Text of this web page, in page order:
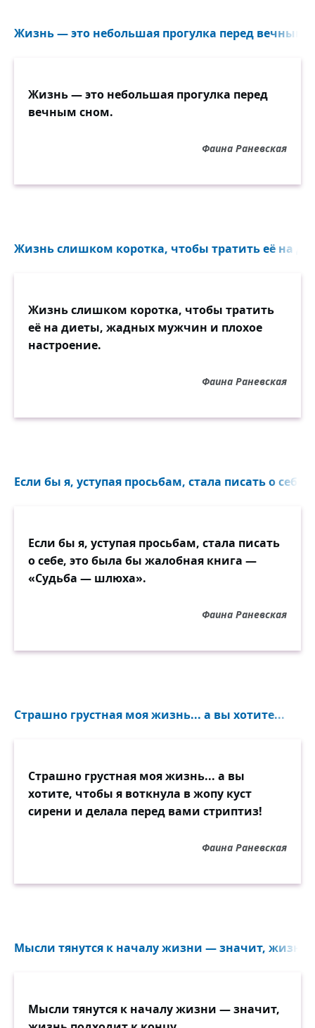
Жизнь — это небольшая прогулка перед вечным
Жизнь — это небольшая прогулка перед
вечным сном.
Фаина Раневская
Жизнь слишком коротка, чтобы тратить её на
Жизнь слишком коротка, чтобы тратить
её на диеты, жадных мужчин и плохое
настроение.
Фаина Раневская
Если бы я, уступая просьбам, стала писать о себе...
Если бы я, уступая просьбам, стала писать
о себе, это была бы жалобная книга —
«Судьба — шлюха».
Фаина Раневская
Страшно грустная моя жизнь... а вы хотите...
Страшно грустная моя жизнь... а вы
хотите, чтобы я воткнула в жопу куст
сирени и делала перед вами стриптиз!
Фаина Раневская
Мысли тянутся к началу жизни — значит, жизнь
Мысли тянутся к началу жизни — значит,